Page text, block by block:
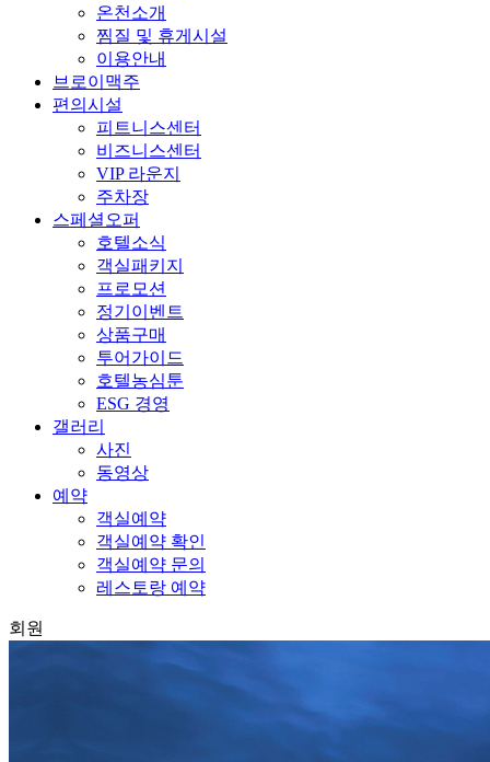
온천소개
찜질 및 휴게시설
이용안내
브로이맥주
편의시설
피트니스센터
비즈니스센터
VIP 라운지
주차장
스페셜오퍼
호텔소식
객실패키지
프로모션
정기이벤트
상품구매
투어가이드
호텔농심툰
ESG 경영
갤러리
사진
동영상
예약
객실예약
객실예약 확인
객실예약 문의
레스토랑 예약
회원